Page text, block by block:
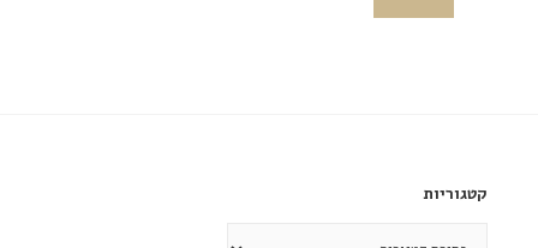
קטגוריות